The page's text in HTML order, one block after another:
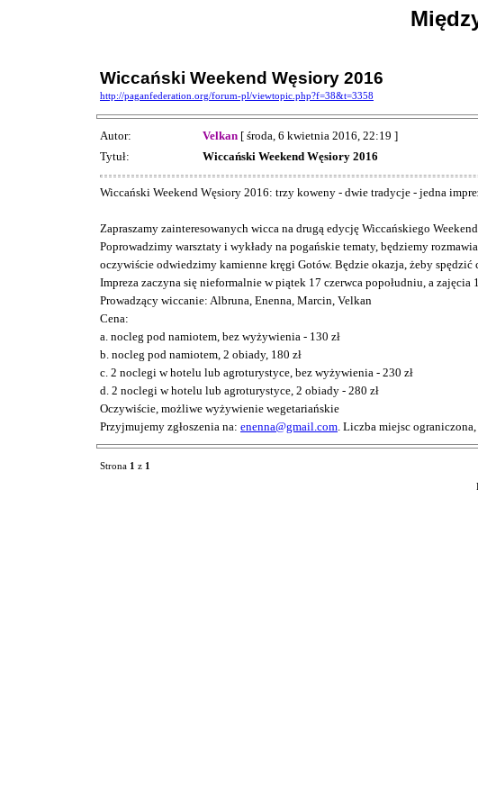
Wiccański Weekend Węsiory 2016
http://paganfederation.org/forum-pl/viewtopic.php?f=38&t=3358
Autor: Velkan [ środa, 6 kwietnia 2016, 22:19 ]
Tytuł:
Wiccański Weekend Węsiory 2016
Wiccański Weekend Węsiory 2016: trzy koweny - dwie tradycje - jedna
Zapraszamy zainteresowanych wicca na drugą edycję Wiccańskiego
Poprowadzimy warsztaty i wykłady na pogańskie tematy, będziemy
oczywiście odwiedzimy kamienne kręgi Gotów. Będzie okazja, żeby
Impreza zaczyna się nieformalnie w piątek 17 czerwca popołudniu, a
Prowadzący wiccanie: Albruna, Enenna, Marcin, Velkan
Cena:
a. nocleg pod namiotem, bez wyżywienia - 130 zł
b. nocleg pod namiotem, 2 obiady, 180 zł
c. 2 noclegi w hotelu lub agroturystyce, bez wyżywienia - 230 zł
d. 2 noclegi w hotelu lub agroturystyce, 2 obiady - 280 zł
Oczywiście, możliwe wyżywienie wegetariańskie
Przyjmujemy zgłoszenia na: enenna@gmail.com . Liczba miejsc
Strona 1 z 1